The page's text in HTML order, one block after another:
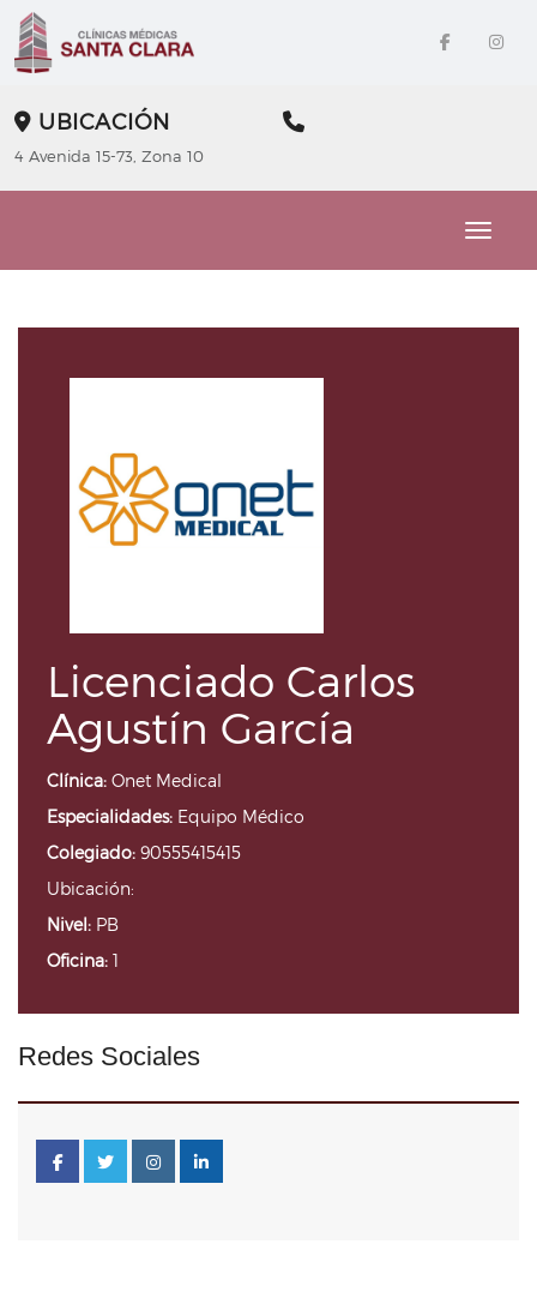
UBICACIÓN
4 Avenida 15-73, Zona 10
Licenciado Carlos
Agustín García
Clínica: Onet Medical
Especialidades: Equipo Médico
Colegiado: 90555415415
Ubicación:
Nivel: PB
Oficina: 1
Redes Sociales